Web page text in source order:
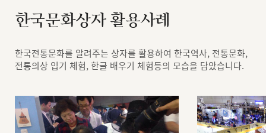
한국문화상자 활용사례
한국전통문화를 알려주는 상자를 활용하여 한국역사, 전통문화,
전통의상 입기 체험, 한글 배우기 체험등의 모습을 담았습니다.